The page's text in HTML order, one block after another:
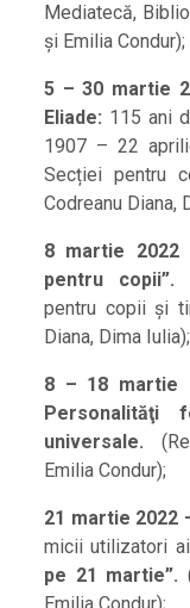
Mediatecă,
și Emilia Condur);
5 – 30 martie
Eliade: 115 ani
1907 – 22
Secției pentru
Codreanu Diana,
8 martie 2022
pentru copii”.
pentru copii și
Diana, Dima Iulia);
8 – 18 martie
universale.
Emilia Condur);
21 martie 2022
micii utilizatori
pe 21 martie”.